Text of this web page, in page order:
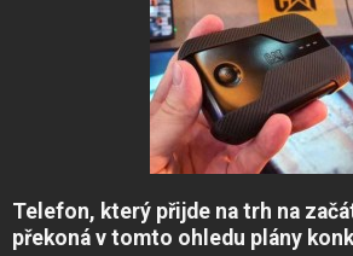
Telefon, který přijde na trh na
překoná v tomto ohledu plány